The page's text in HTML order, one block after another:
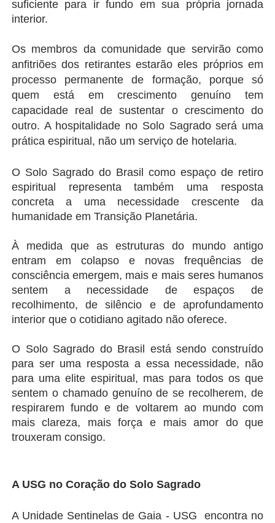
suficiente para ir fundo em sua própria jornada
interior.
Os membros da comunidade que servirão como
anfitriões dos retirantes estarão eles próprios em
processo permanente de formação, porque só
quem está em crescimento genuíno tem
capacidade real de sustentar o crescimento do
outro. A hospitalidade no Solo Sagrado será uma
prática espiritual, não um serviço de hotelaria.
O Solo Sagrado do Brasil como espaço de retiro
espiritual representa também uma resposta
concreta a uma necessidade crescente da
humanidade em Transição Planetária.
À medida que as estruturas do mundo antigo
entram em colapso e novas frequências de
consciência emergem, mais e mais seres humanos
sentem a necessidade de espaços de
recolhimento, de silêncio e de aprofundamento
interior que o cotidiano agitado não oferece.
O Solo Sagrado do Brasil está sendo construído
para ser uma resposta a essa necessidade, não
para uma elite espiritual, mas para todos os que
sentem o chamado genuíno de se recolherem, de
respirarem fundo e de voltarem ao mundo com
mais clareza, mais força e mais amor do que
trouxeram consigo.
A USG no Coração do Solo Sagrado
A Unidade Sentinelas de Gaia - USG  encontra no